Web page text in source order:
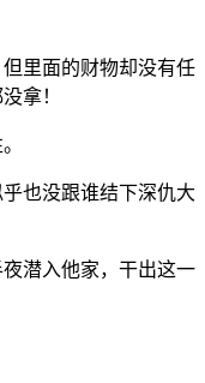
里面的财物却没有任
拿！
也没跟谁结下深仇大
潜入他家，干出这一